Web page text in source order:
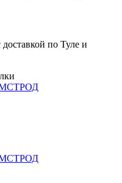
по Туле и